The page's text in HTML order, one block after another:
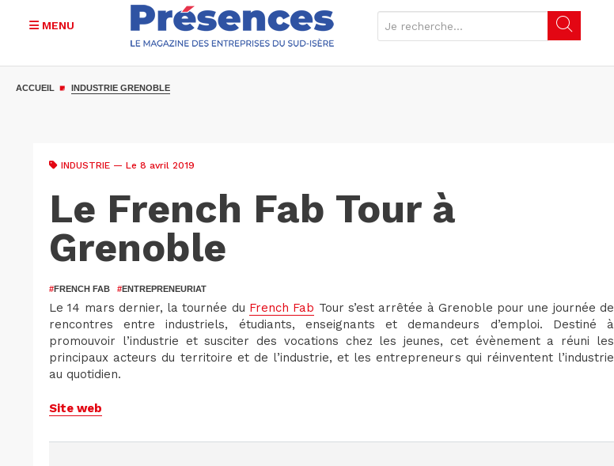
MENU
ACCUEIL INDUSTRIE GRENOBLE
INDUSTRIE — Le 8 avril 2019
Le French Fab Tour à
Grenoble
#FRENCH FAB #ENTREPRENEURIAT
Le 14 mars dernier, la tournée du French Fab Tour s’est arrêtée à Grenoble pour une journée de
rencontres entre industriels, étudiants, enseignants et demandeurs d’emploi. Destiné à
promouvoir l’industrie et susciter des vocations chez les jeunes, cet évènement a réuni les
principaux acteurs du territoire et de l’industrie, et les entrepreneurs qui réinventent l’industrie
au quotidien.
Site web